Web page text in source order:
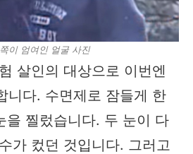
이 엄여인 얼굴 사진
살인의 대상으로 이번엔
니다. 수면제로 잠들게 한
을 찔렀습니다. 두 눈이 다
가 컸던 것입니다. 그러고